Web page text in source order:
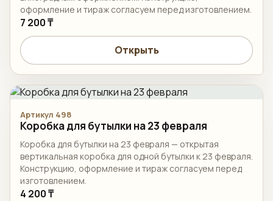
оформление и тираж согласуем перед изготовлением.
7 200 ₸
Открыть
Артикул 498
Коробка для бутылки на 23 февраля
Коробка для бутылки на 23 февраля — открытая
вертикальная коробка для одной бутылки к 23 февраля.
Конструкцию, оформление и тираж согласуем перед
изготовлением.
4 200 ₸